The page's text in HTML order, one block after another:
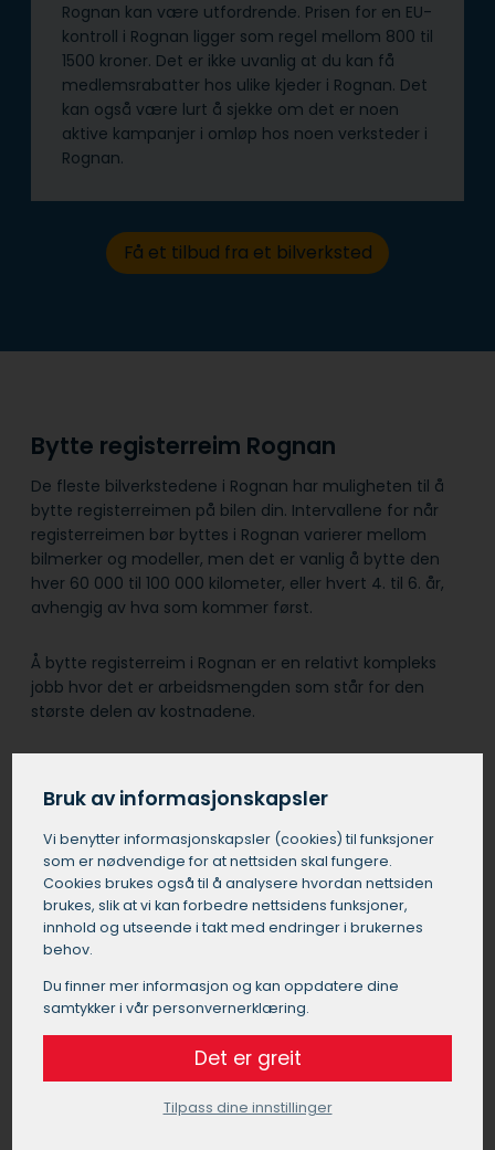
Rognan kan være utfordrende. Prisen for en EU-
kontroll i Rognan ligger som regel mellom 800 til
1500 kroner. Det er ikke uvanlig at du kan få
medlemsrabatter hos ulike kjeder i Rognan. Det
kan også være lurt å sjekke om det er noen
aktive kampanjer i omløp hos noen verksteder i
Rognan.
Få et tilbud fra et bilverksted
Bytte registerreim Rognan
De fleste bilverkstedene i Rognan har muligheten til å
bytte registerreimen på bilen din. Intervallene for når
registerreimen bør byttes i Rognan varierer mellom
bilmerker og modeller, men det er vanlig å bytte den
hver 60 000 til 100 000 kilometer, eller hvert 4. til 6. år,
avhengig av hva som kommer først.
Å bytte registerreim i Rognan er en relativt kompleks
jobb hvor det er arbeidsmengden som står for den
største delen av kostnadene.
det ofte å bytte løpehjul, strammehjul og vannpumpe
for å spare arbeidskostnader i fremtiden.
Det er viktig å velge et pålitelig verksted i Rognan for
denne jobben, da feil montering kan føre til alvorlige
motorproblemer.
Bytte registerreim pris Rognan
Prisen for å bytte registerreim i Rognan kan
variere betydelig avhengig av bilens merke,
å betale mellom 5000 og 20000 kroner for et
Bruk av informasjonskapsler
Vi benytter informasjons­kapsler (cookies) til funksjoner
som er nødvendige for at nettsiden skal fungere.
Cookies brukes også til å analysere hvordan nettsiden
brukes, slik at vi kan forbedre nettsidens funksjoner,
innhold og utseende i takt med endringer i brukernes
behov.
Du finner mer informasjon og kan oppdatere dine
samtykker i vår personvernerklæring.
Det er greit
Tilpass dine innstillinger